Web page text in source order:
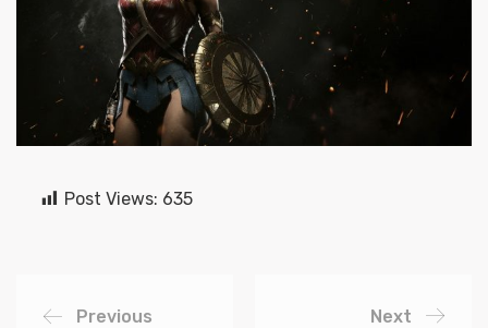
Post Views: 635
Previous Next